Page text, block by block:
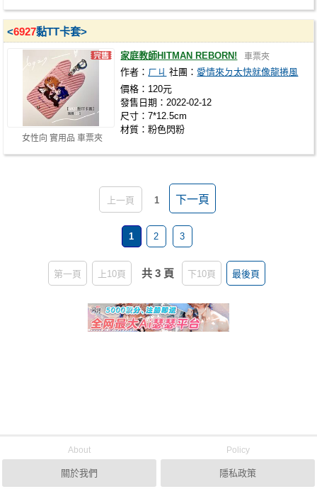
女性向 實用品 車票夾
<6927黏TT卡套>
家庭教師HITMAN REBORN! 車票夾
作者： ㄏㄐ 社團： 愛情來ㄉ太快就像龍捲風
價格：120元
發售日期：2022-02-12
尺寸：7*12.5cm
材質：粉色閃粉
上一頁 1 下一頁
1 2 3
第一頁 上10頁 共 3 頁 下10頁 最後頁
About
關於我們
Policy
隱私政策